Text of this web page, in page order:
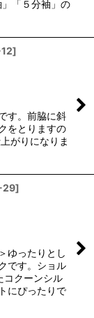
「５分袖」の
]
す。前脇に斜
をとりますの
がりになりま
29]
ゆったりとし
です。ショル
コクーンシル
にぴったりで